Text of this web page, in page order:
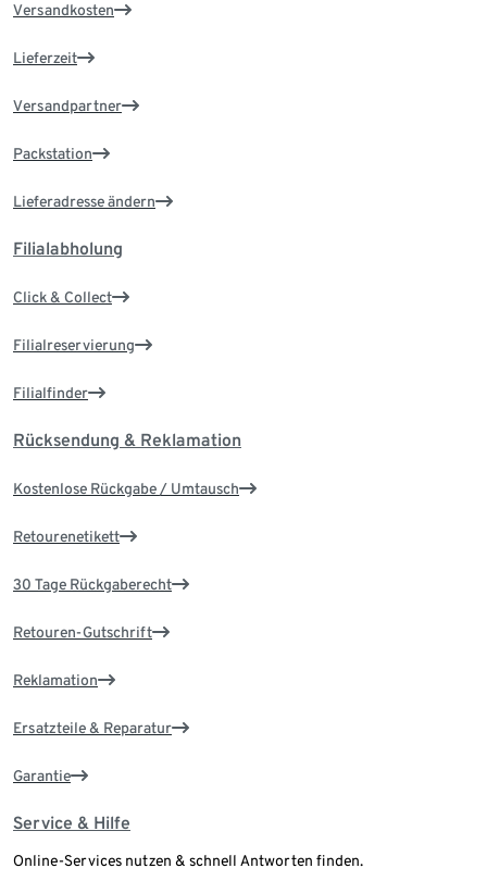
Versandkosten
Lieferzeit
Versandpartner
Packstation
Lieferadresse ändern
Filialabholung
Click & Collect
Filialreservierung
Filialfinder
Rücksendung & Reklamation
Kostenlose Rückgabe / Umtausch
Retourenetikett
30 Tage Rückgaberecht
Retouren-Gutschrift
Reklamation
Ersatzteile & Reparatur
Garantie
Service & Hilfe
Online-Services nutzen & schnell Antworten finden.